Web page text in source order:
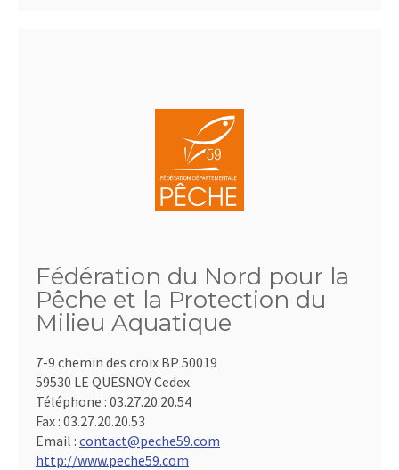
Fédération du Nord pour la
Pêche et la Protection du
Milieu Aquatique
7-9 chemin des croix BP 50019
59530 LE QUESNOY Cedex
Téléphone : 03.27.20.20.54
Fax : 03.27.20.20.53
Email : contact@peche59.com
http://www.peche59.com